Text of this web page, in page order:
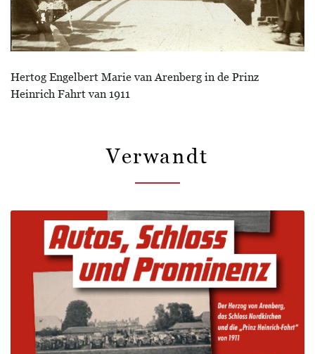
Hertog Engelbert Marie van Arenberg in de Prinz
Heinrich Fahrt van 1911
Verwandt